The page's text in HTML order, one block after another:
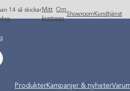
14 så skickar Mitt
konto
Om
oss
Showroom Kundtjänst
Undermeny stängd: Varumärken
ProdukterKampanjer & nyheter